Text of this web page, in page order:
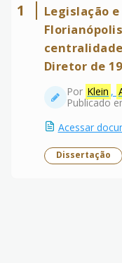
1
Legislação
Diretor de
Por Klein ,
Publicado
Acessar
Dissertação